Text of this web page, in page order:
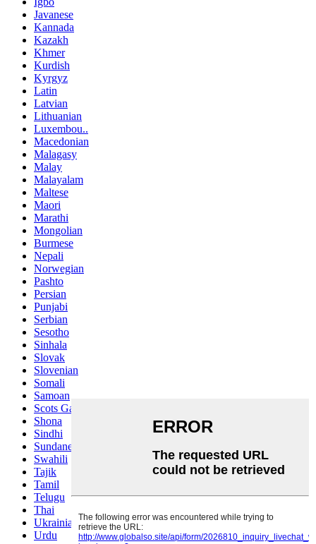
Javanese
Kannada
Kazakh
Khmer
Kurdish
Kyrgyz
Latin
Latvian
Lithuanian
Luxembou..
Macedonian
Malagasy
Malay
Malayalam
Maltese
Maori
Marathi
Mongolian
Burmese
Nepali
Norwegian
Pashto
Persian
Punjabi
Serbian
Sesotho
Sinhala
Slovak
Slovenian
Somali
Samoan
Scots Gaelic
Shona
Sindhi
Sundanese
Swahili
Tajik
Tamil
Telugu
Thai
Ukrainian
Urdu